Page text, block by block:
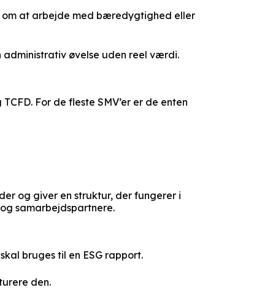
at arbejde med bæredygtighed eller
administrativ øvelse uden reel værdi.
For de fleste SMV’er er de enten
og giver en struktur, der fungerer i
samarbejdspartnere.
bruges til en ESG rapport.
den.